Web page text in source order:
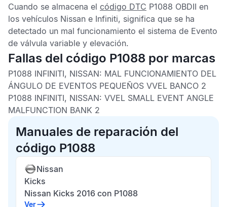
Cuando se almacena el código DTC P1088 OBDII en
los vehículos Nissan e Infiniti, significa que se ha
detectado un mal funcionamiento el sistema de Evento
de válvula variable y elevación.
Fallas del código P1088 por marcas
P1088 INFINITI, NISSAN: MAL FUNCIONAMIENTO DEL
ÁNGULO DE EVENTOS PEQUEÑOS VVEL BANCO 2
P1088 INFINITI, NISSAN: VVEL SMALL EVENT ANGLE
MALFUNCTION BANK 2
Manuales de reparación del
código P1088
Nissan
Kicks
Nissan Kicks 2016 con P1088
Ver